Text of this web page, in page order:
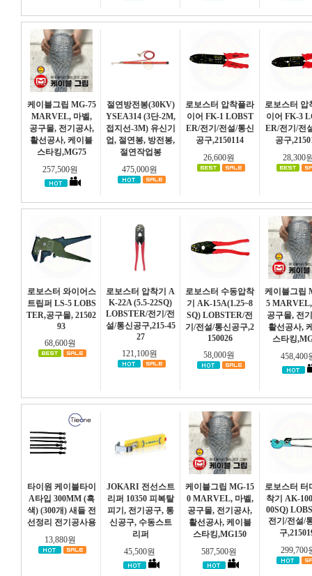
케이블그립 MG-75
MARVEL, 마벨,
공구몰, 전기공사,
활선공사, 케이블
스타킹,MG75
257,500원
절연방전봉(30KV)
YSEA314 (3단-2M,
접지선-3M) 유신기
업, 절연봉, 방전봉,
절연작업봉
475,000원
로보스터 압착플라
이어 FK-1 LOBST
ER/전기/전설/통신
공구,2150114
26,600원
로보스터 압
이어 FK-3
ER/전기/전
공구
28,300
로보스터 와이어스
트립퍼 LS-5 LOBS
TER,공구몰, 21502
93
68,600원
로보스터 압착기 A
K-22A (5.5-22SQ)
LOBSTER/전기/전
설/통신공구,215-45
27
121,100원
로보스터 수동압착
기 AK-15A(1.25~8
SQ) LOBSTER/전
기/전설/통신공구,2
150026
58,000원
케이블그립
5
공구몰, 전
활선공사,
스타킹
458,400
타이원 케이블타이
A타입 300MM (흑
색) (300개) 새들 전
선정리 전기공사용
13,880원
JOKARI 전선스트
리퍼 10350 피복탈
피기, 전기공구, 통
신공구, 수동스트
리퍼
45,500원
케이블그립 MG-15
0 MARVEL, 마벨,
공구몰, 전기공사,
활선공사, 케이블
스타킹,MG150
587,500원
로보스터 터
착기 AK-
00SQ)
전기/전설/
구
299,700